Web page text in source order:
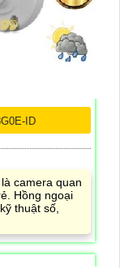
ID
camera quan
Hồng ngoại
thuật số,